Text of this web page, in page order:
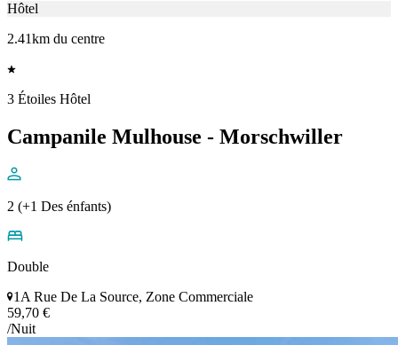
Hôtel
2.41km du centre
3 Étoiles Hôtel
Campanile Mulhouse - Morschwiller
2 (+1 Des énfants)
Double
1A Rue De La Source, Zone Commerciale
59,70 €
/Nuit